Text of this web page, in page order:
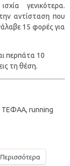
γενικότερα.
αντίσταση που
15 φορές για
περπάτα 10
τη θέση.
ΤΕΦΑΑ, running
Περισσότερα